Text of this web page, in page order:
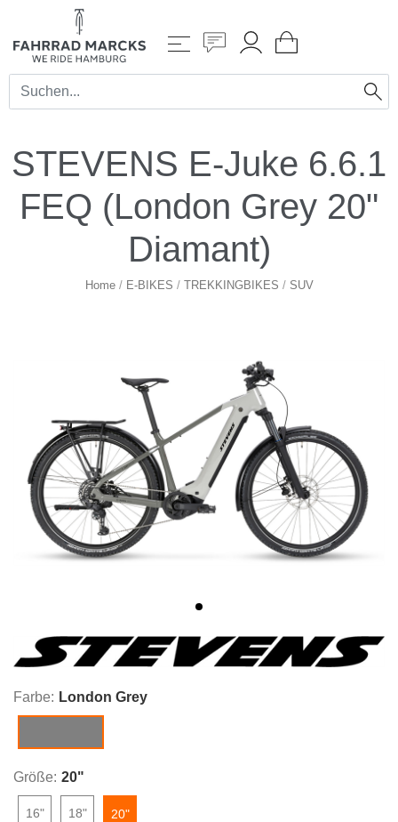
STEVENS E-Juke 6.6.1
FEQ (London Grey 20"
Diamant)
Home/ E-BIKES / TREKKINGBIKES / SUV
Farbe: London Grey
Größe: 20"
16" 18" 20"